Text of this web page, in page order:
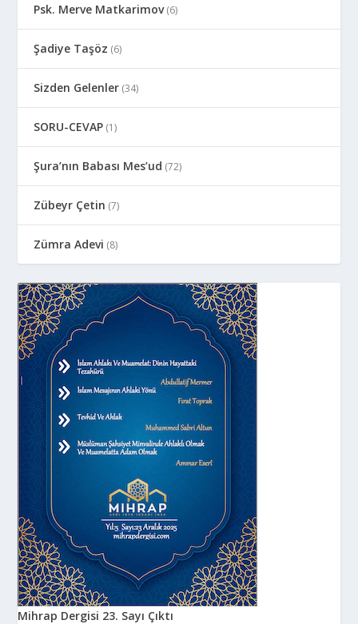
Psk. Merve Matkarimov(6)
Şadiye Taşöz (6)
Sizden Gelenler (34)
SORU-CEVAP (1)
Şura’nın Babası Mes’ud (72)
Zübeyr Çetin (7)
Zümra Adevi (8)
Mihrap Dergisi 23. Sayı Çıktı